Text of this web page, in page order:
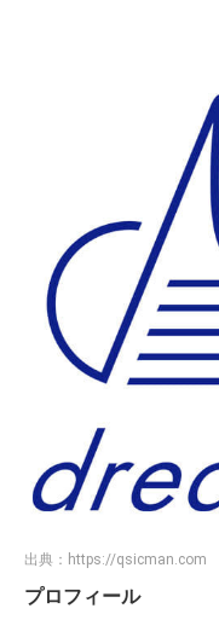
出典： https://qsicman.com
プロフィール